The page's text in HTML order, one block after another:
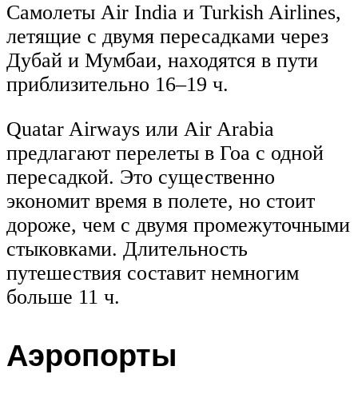
Самолеты Air India и Turkish Airlines,
летящие с двумя пересадками через
Дубай и Мумбаи, находятся в пути
приблизительно 16–19 ч.
Quatar Airways или Air Arabia
предлагают перелеты в Гоа с одной
пересадкой. Это существенно
экономит время в полете, но стоит
дороже, чем с двумя промежуточными
стыковками. Длительность
путешествия составит немногим
больше 11 ч.
Аэропорты